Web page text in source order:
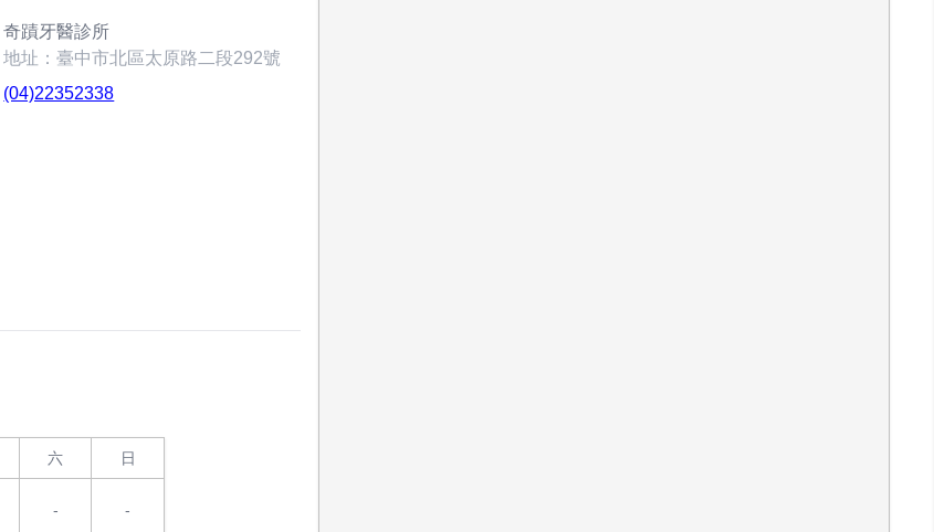
奇蹟牙醫診所
地址：臺中市北區太原路二段292號
(04)22352338
六 日
- -